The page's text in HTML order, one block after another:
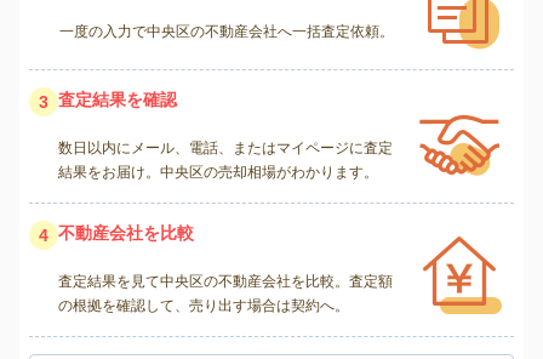
一度の入力で中央区の不動産会社へ一括査定依頼。
3 査定結果を確認
数日以内にメール、電話、またはマイページに査定
結果をお届け。中央区の売却相場がわかります。
4 不動産会社を比較
査定結果を見て中央区の不動産会社を比較。査定額
の根拠を確認して、売り出す場合は契約へ。